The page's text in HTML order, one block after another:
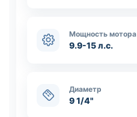
Мощность мотора
9.9-15 л.с.
Диаметр
9 1/4"